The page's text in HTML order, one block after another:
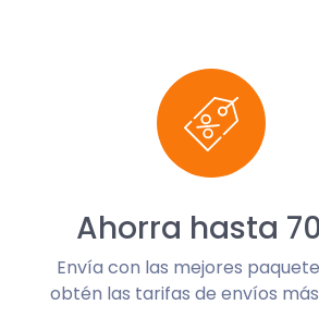
Ahorra hasta
Envía con las mejores
obtén las tarifas de envíos